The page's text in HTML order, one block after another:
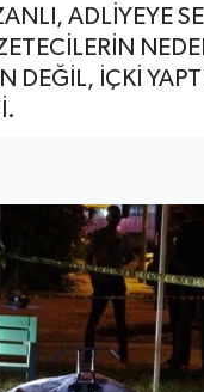
ADLİYEYE
DEĞİL, İÇKİ